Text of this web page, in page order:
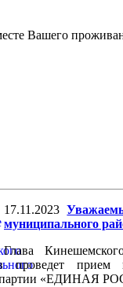
Вашего
17.11.2023
муниципального
Глава
проведет прием
партии «ЕДИНАЯ